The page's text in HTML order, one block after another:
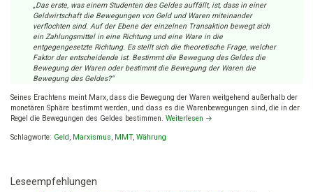
„Das erste, was einem Studenten des Geldes auffällt, ist, dass in einer
Geldwirtschaft die Bewegungen von Geld und Waren miteinander
verflochten sind. Auf der Ebene der einzelnen Transaktion bewegt sich
ein Zahlungsmittel in eine Richtung und eine Ware in die
entgegengesetzte Richtung. Es stellt sich die theoretische Frage, welcher
Faktor der entscheidende ist. Bestimmt die Bewegung des Geldes die
Bewegung der Waren oder bestimmt die Bewegung der Waren die
Bewegung des Geldes?“
Seines Erachtens meint Marx, dass die Bewegung der Waren weitgehend außerhalb der
monetären Sphäre bestimmt werden, und dass es die Warenbewegungen sind, die in der
Regel die Bewegungen des Geldes bestimmen. Weiterlesen →
Schlagworte: Geld , Marxismus, MMT, Währung
Leseempfehlungen